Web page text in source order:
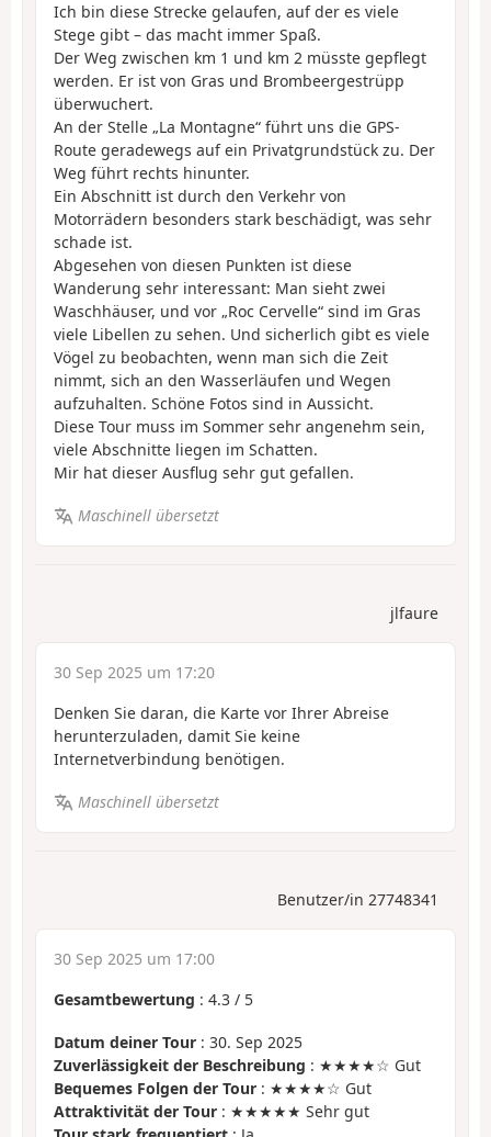
Ich bin diese Strecke gelaufen, auf der es viele
Stege gibt – das macht immer Spaß.
Der Weg zwischen km 1 und km 2 müsste gepflegt
werden. Er ist von Gras und Brombeergestrüpp
überwuchert.
An der Stelle „La Montagne“ führt uns die GPS-
Route geradewegs auf ein Privatgrundstück zu. Der
Weg führt rechts hinunter.
Ein Abschnitt ist durch den Verkehr von
Motorrädern besonders stark beschädigt, was sehr
schade ist.
Abgesehen von diesen Punkten ist diese
Wanderung sehr interessant: Man sieht zwei
Waschhäuser, und vor „Roc Cervelle“ sind im Gras
viele Libellen zu sehen. Und sicherlich gibt es viele
Vögel zu beobachten, wenn man sich die Zeit
nimmt, sich an den Wasserläufen und Wegen
aufzuhalten. Schöne Fotos sind in Aussicht.
Diese Tour muss im Sommer sehr angenehm sein,
viele Abschnitte liegen im Schatten.
Mir hat dieser Ausflug sehr gut gefallen.
Maschinell übersetzt
jlfaure
30 Sep 2025 um 17:20
Denken Sie daran, die Karte vor Ihrer Abreise
herunterzuladen, damit Sie keine
Internetverbindung benötigen.
Maschinell übersetzt
Benutzer/in 27748341
30 Sep 2025 um 17:00
Gesamtbewertung : 4.3 / 5
Datum deiner Tour : 30. Sep 2025
Zuverlässigkeit der Beschreibung : ★★★★☆ Gut
Bequemes Folgen der Tour : ★★★★☆ Gut
Attraktivität der Tour : ★★★★★ Sehr gut